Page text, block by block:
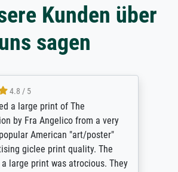
Kunden über
sagen
4.8 / 5
a large print of The
by Fra Angelico from a very
American "art/poster"
giclee print quality. The
large print was atrocious. They